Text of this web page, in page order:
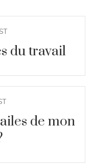
du travail
de mon